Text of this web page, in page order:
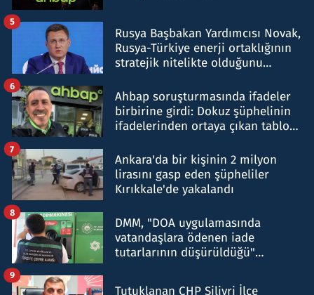
Rusya Başbakan Yardımcısı Novak,
Rusya-Türkiye enerji ortaklığının
stratejik nitelikte olduğunu
5
Ahbap soruşturmasında ifadeler
birbirine girdi: Dokuz şüphelinin
ifadelerinden ortaya çıkan tablo
6
Ankara'da bir kişinin 2 milyon
lirasını gasp eden şüpheliler
Kırıkkale'de yakalandı
7
DMM, "DOA uygulamasında
vatandaşlara ödenen iade
tutarlarının düşürüldüğü"
8
Tutuklanan CHP Silivri İlçe
9